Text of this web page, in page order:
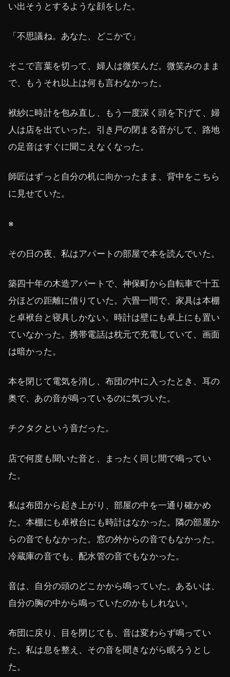
い出そうとするような顔をした。
「不思議ね。あなた、どこかで」
そこで言葉を切って、婦人は微笑んだ。微笑みのまま
で、もうそれ以上は何も言わなかった。
袱紗に時計を包み直し、もう一度深く頭を下げて、婦
人は店を出ていった。引き戸の閉まる音がして、路地
の足音はすぐに聞こえなくなった。
師匠はずっと自分の机に向かったまま、背中をこちら
に見せていた。
※
その日の夜、私はアパートの部屋で本を読んでいた。
築四十年の木造アパートで、神保町から自転車で十五
分ほどの距離に借りていた。六畳一間で、家具は本棚
と卓袱台と寝具しかない。時計は壁にも卓上にも置い
ていなかった。携帯電話は枕元で充電していて、画面
は暗かった。
本を閉じて電気を消し、布団の中に入ったとき、耳の
奥で、あの音が鳴っているのに気づいた。
チクタクという音だった。
店で何度も聞いた音と、まったく同じ間で鳴ってい
た。
私は布団から起き上がり、部屋の中を一通り確かめ
た。本棚にも卓袱台にも時計はなかった。隣の部屋か
らの音でもなかった。窓の外からの音でもなかった。
冷蔵庫の音でも、配水管の音でもなかった。
音は、自分の頭のどこかから鳴っていた。あるいは、
自分の胸の中から鳴っていたのかもしれない。
布団に戻り、目を閉じても、音は変わらず鳴ってい
た。私は息を整え、その音を聞きながら眠ろうとし
た。